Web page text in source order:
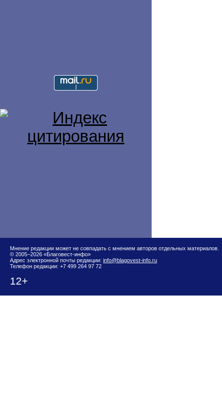
Мнение редакции может не совпадать с мнением авторов отдельных материалов.
© 2005–2026 «Благовест-инфо»
Адрес электронной почты редакции: info@blagovest-info.ru
Телефон редакции: +7 499 264 97 72
12+